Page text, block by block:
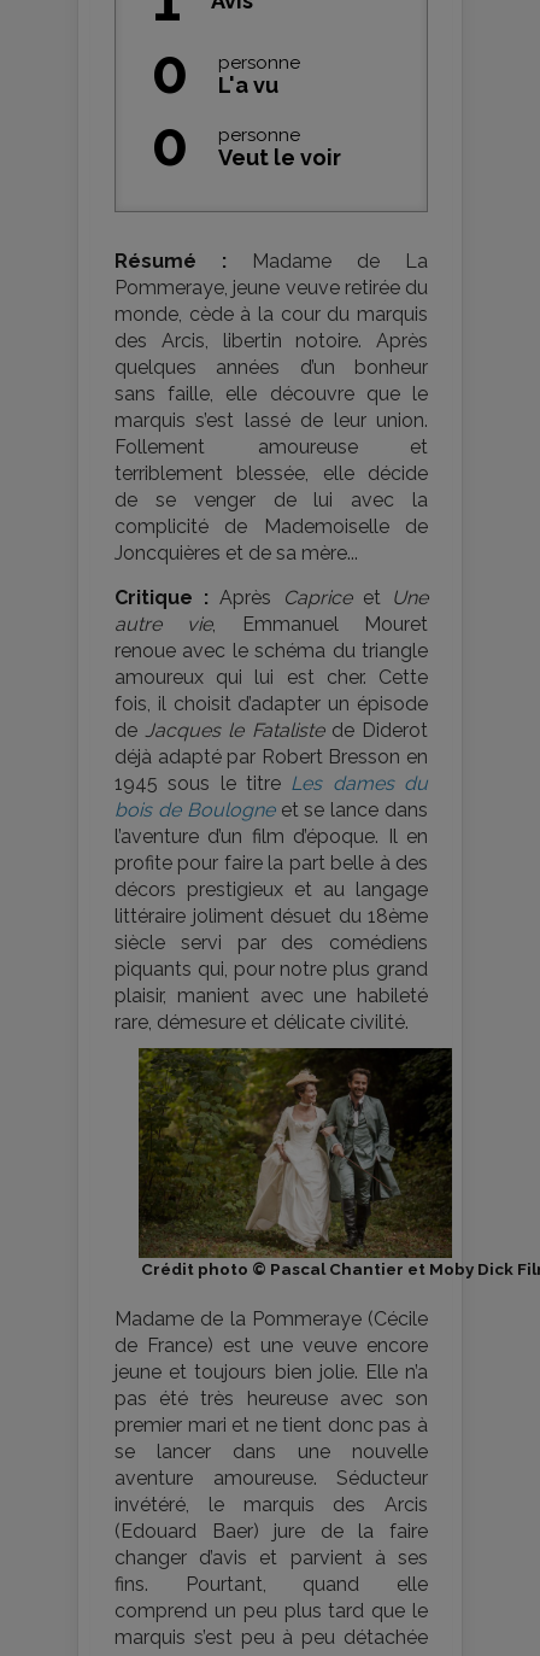
0 personne
L'a vu
0 personne
Veut le voir
Résumé : Madame de La
Pommeraye, jeune veuve retirée du
monde, cède à la cour du marquis
des Arcis, libertin notoire. Après
quelques années d’un bonheur
sans faille, elle découvre que le
marquis s’est lassé de leur union.
Follement amoureuse et
terriblement blessée, elle décide
de se venger de lui avec la
complicité de Mademoiselle de
Joncquières et de sa mère...
Critique : Après Capriceet Une
autre vie, Emmanuel Mouret
renoue avec le schéma du triangle
amoureux qui lui est cher. Cette
fois, il choisit d’adapter un épisode
deJacques le Fatalistede Diderot
déjà adapté par Robert Bresson en
1945 sous le titre Les dames du
bois de Boulogneet se lance dans
l’aventure d’un film d’époque. Il en
profite pour faire la part belle à des
décors prestigieux et au langage
littéraire joliment désuet du 18ème
siècle servi par des comédiens
piquants qui, pour notre plus grand
plaisir, manient avec une habileté
rare, démesure et délicate civilité.
Crédit photo © Pascal Chantier et Moby Dick
Madame de la Pommeraye (Cécile
de France) est une veuve encore
jeune et toujours bien jolie. Elle n’a
pas été très heureuse avec son
premier mari et ne tient donc pas à
se lancer dans une nouvelle
aventure amoureuse. Séducteur
invétéré, le marquis des Arcis
(Edouard Baer) jure de la faire
changer d’avis et parvient à ses
fins. Pourtant, quand elle
comprend un peu plus tard que le
marquis s’est peu à peu détachée